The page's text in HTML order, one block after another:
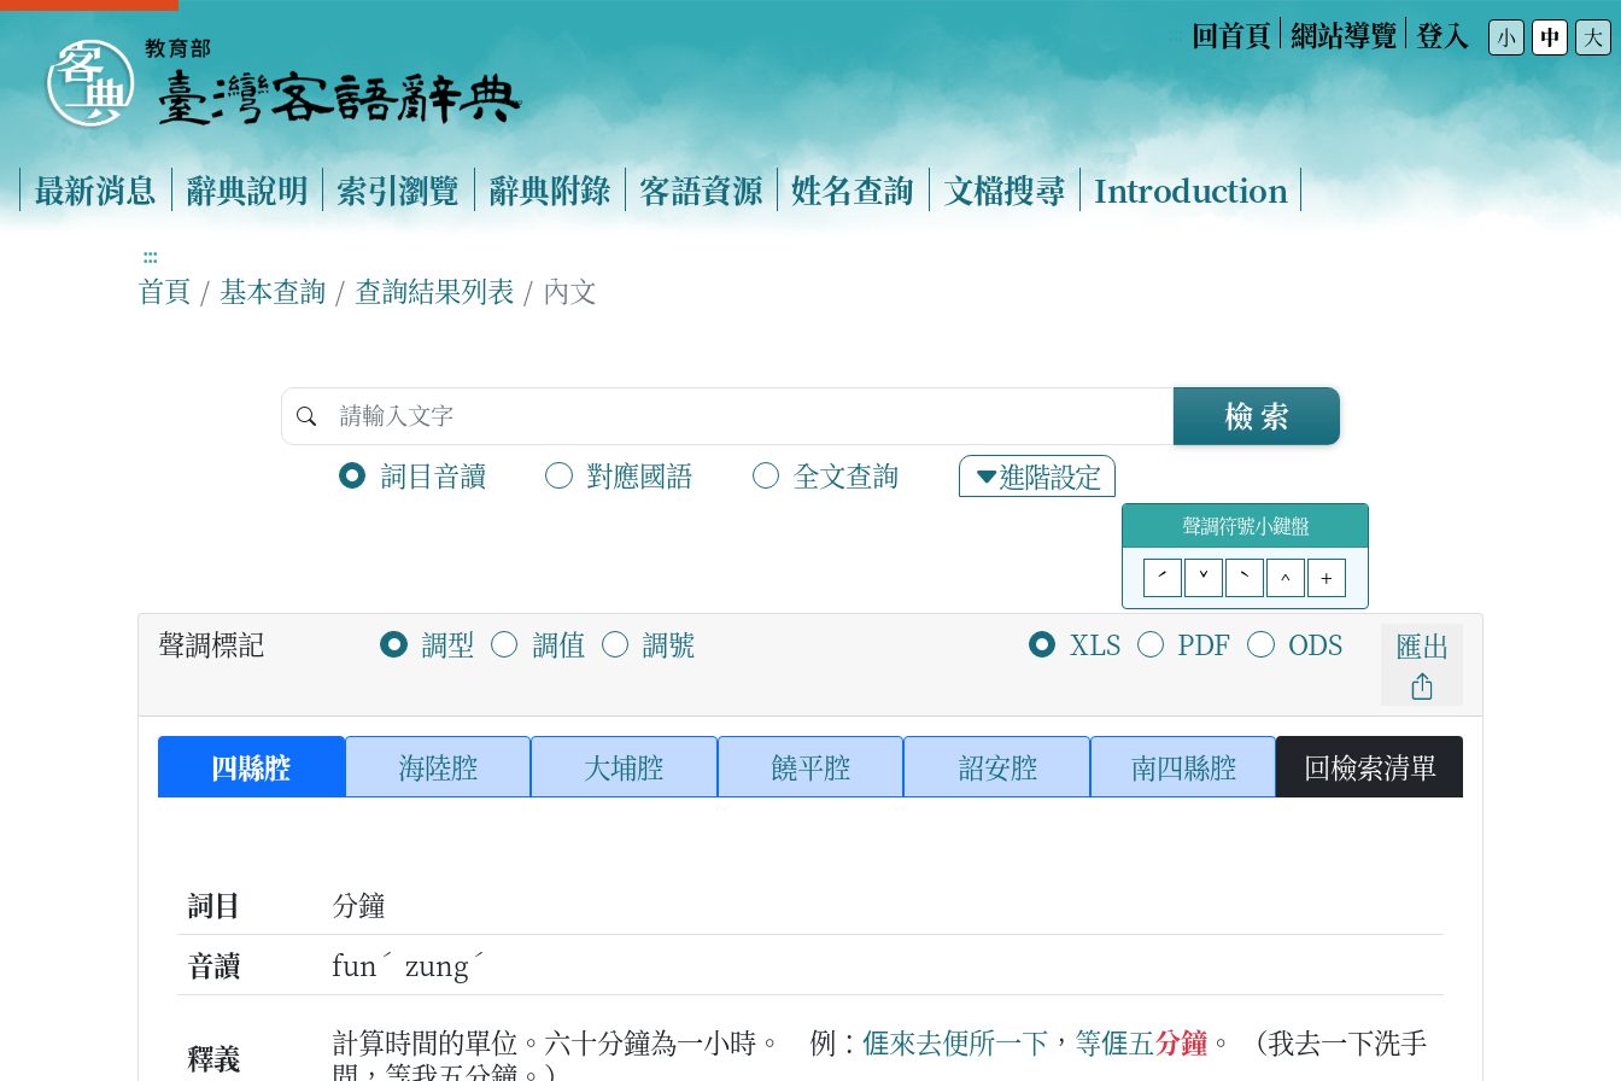
回首頁 網站導覽 登入 小 中 大
最新消息 辭典說明 索引瀏覽 辭典附錄 客語資源 姓名查詢 文檔搜尋 Introduction
:::
首頁 基本查詢 查詢結果列表 內文
詞目音讀 對應國語 全文查詢 進階設定
檢 索
聲調符號小鍵盤
ˊ
ˇ ˋ ^ +
聲調標記 調型 調值 調號 XLS PDF ODS 匯出
四縣腔 海陸腔 大埔腔 饒平腔 詔安腔 南四縣腔 回檢索清單
詞目
分鐘
音讀
fun ˊ zung ˊ
釋義 計算時間的單位。六十分鐘為一小時。 例： 𠊎來去便所一下 ， 等𠊎五分鐘 。
（我去一下洗手